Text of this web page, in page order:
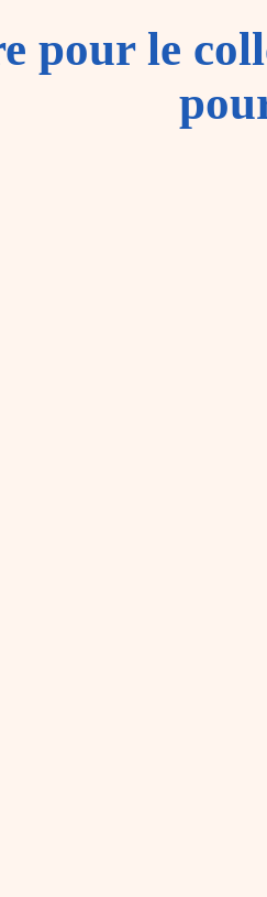
pour le